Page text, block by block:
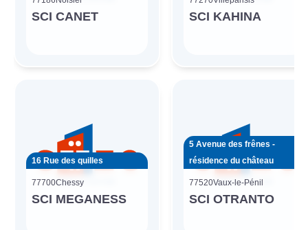
SCI CANET SCI KAHINA
16 Rue des quilles
77700Chessy
SCI MEGANESS
5 Avenue des frênes -
résidence du château
77520Vaux-le-Pénil
SCI OTRANTO